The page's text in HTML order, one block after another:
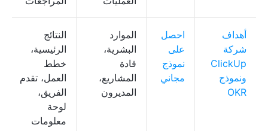
أهداف
شركة
ClickUp
ونموذج
OKR
احصل
على
نموذج
مجاني
الموارد
البشرية،
قادة
المشاريع،
المديرون
النتائج
الرئيسية،
خطط
العمل، تقدم
الفريق،
لوحة
معلومات